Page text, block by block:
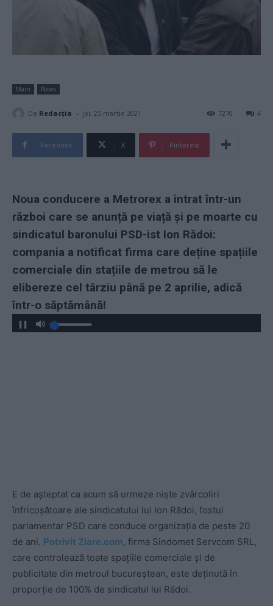
Main News
De Redacţia - joi, 25 martie 2021 4
7270
Facebook X Pinterest
Noua conducere a Metrorex a intrat într-un
război care se anunță pe viață și pe moarte cu
sindicatul baronului PSD-ist Ion Rădoi:
compania a notificat firma care deține spațiile
comerciale din stațiile de metrou să le
elibereze cel târziu până pe 2 aprilie, adică
într-o săptămână!
E de așteptat ca acum să urmeze niște zvârcoliri
înfricoșătoare ale sindicatului lui Ion Rădoi, fostul
parlamentar PSD care conduce organizația de peste 20
de ani. Potrivit Ziare.com, firma Sindomet Servcom SRL,
care controlează toate spațiile comerciale și de
publicitate din metroul bucureștean, este deținută în
proporție de 100% de sindicatul lui Rădoi.